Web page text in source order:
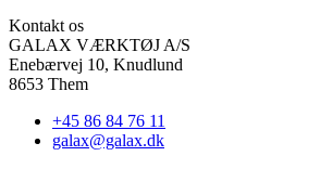
Kontakt os
GALAX VÆRKTØJ A/S
Enebærvej 10, Knudlund
8653 Them
+45 86 84 76 11
galax@galax.dk